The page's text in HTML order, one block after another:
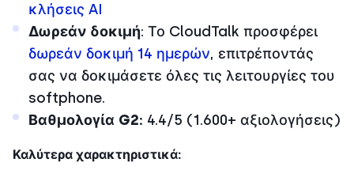
κλήσεις AI
Δωρεάν δοκιμή: Το CloudTalk προσφέρει
δωρεάν δοκιμή 14 ημερών, επιτρέποντάς
σας να δοκιμάσετε όλες τις λειτουργίες του
softphone.
Βαθμολογία G2: 4.4/5 (1.600+ αξιολογήσεις)
Καλύτερα χαρακτηριστικά: